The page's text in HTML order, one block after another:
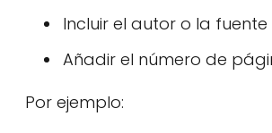
Incluir el autor o la
Añadir el número de
Por ejemplo: